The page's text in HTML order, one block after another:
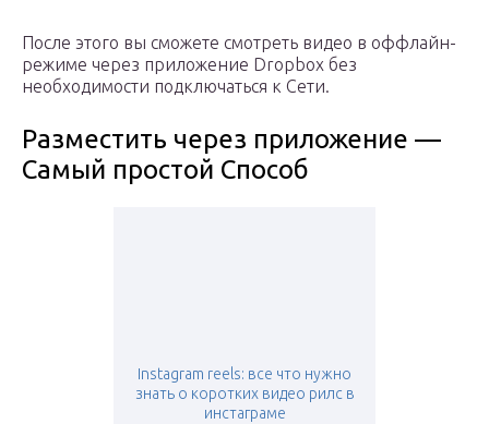
После этого вы сможете смотреть видео в оффлайн-
режиме через приложение Dropbox без
необходимости подключаться к Сети.
Разместить через приложение —
Самый простой Способ
Instagram reels: все что нужно
знать о коротких видео рилс в
инстаграме